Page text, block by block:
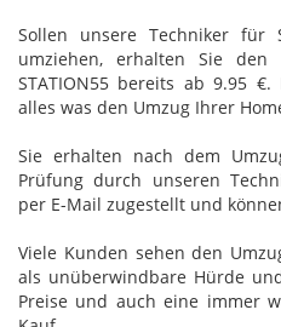
Sollen unsere Techniker für
umziehen, erhalten Sie den
STATION55 bereits ab 9.95
alles was den Umzug Ihrer
Sie erhalten nach dem
Prüfung durch unseren
per E-Mail zugestellt und
Viele Kunden sehen den
als unüberwindbare Hürde
Preise und auch eine immer